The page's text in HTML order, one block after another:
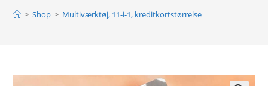
> Shop > Multiværktøj, 11-i-1, kreditkortstørrelse